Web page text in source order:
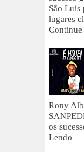
São Luís
lugares
Continue
Rony
os
Lendo